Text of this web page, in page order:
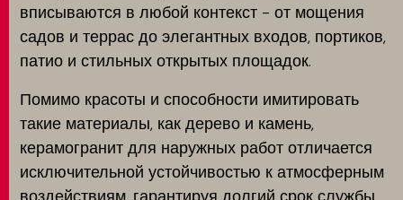
вписываются в любой контекст - от мощения
садов и террас до элегантных входов, портиков,
патио и стильных открытых площадок.
Помимо красоты и способности имитировать
такие материалы, как дерево и камень,
керамогранит для наружных работ отличается
исключительной устойчивостью к атмосферным